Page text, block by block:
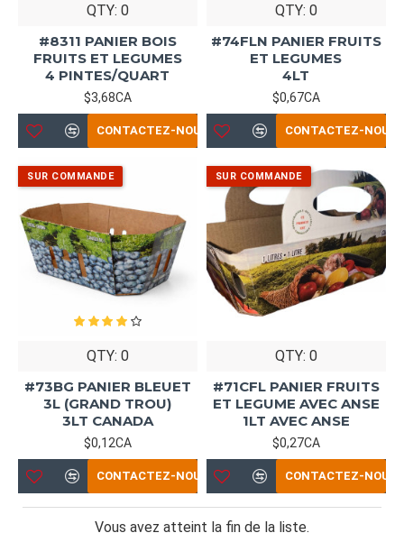
QTY: 0
#8311 PANIER BOIS
FRUITS ET LEGUMES
4 PINTES/QUART
$3,68CA
CONTACTEZ-NOUS
QTY: 0
#74FLN PANIER FRUITS
ET LEGUMES
4LT
$0,67CA
CONTACTEZ-NOUS
QTY: 0
#73BG PANIER BLEUET
3L (GRAND TROU)
3LT CANADA
$0,12CA
CONTACTEZ-NOUS
QTY: 0
#71CFL PANIER FRUITS
ET LEGUME AVEC ANSE
1LT AVEC ANSE
$0,27CA
CONTACTEZ-NOUS
Vous avez atteint la fin de la liste.